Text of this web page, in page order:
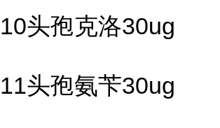
头孢克洛30ug
头孢氨苄30ug